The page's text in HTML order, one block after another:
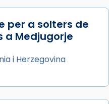
44).
de les invasions
com a patró dels
tard de tota
per a solters de
a Medjugorje
i Herzegovina